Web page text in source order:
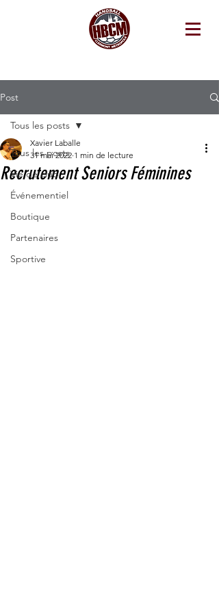
Post
Tous les posts
Vie de club
Événementiel
Boutique
Partenaires
Sportive
Tous les posts
Recrutement Seniors Féminines
Xavier Laballe
31 mai 2022 1 min de lecture